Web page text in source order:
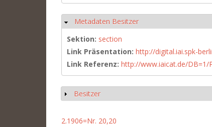
Ausblenden
Metadaten Besitzer
Sektion: section
Link Präsentation: http://digital.iai.spk-
Link Referenz: http://www.iaicat.de/DB=1/
Anzeigen
Besitzer
2.1906=Nr. 20,20